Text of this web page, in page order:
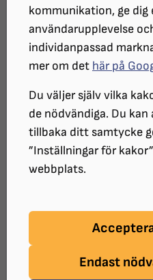
kommunikation, ge dig
användarupplevelse
individanpassad
mer om det här på
Du väljer själv vilka
de nödvändiga. Du
tillbaka ditt samtycke
”Inställningar för
webbplats.
Endast
DATUM:
2026-05-23 klockan
Tjelvarkyrkans
Visby
ARRANGÖR:
SRF Gotland
2026-03-